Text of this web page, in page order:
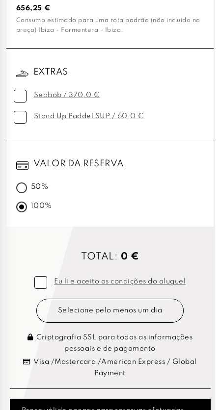
656,25 €
Consumo estimado para uma rota padrão (não incluído no
preço) Ibiza - Formentera - Ibiza.
EXTRAS
Seabob / 370,0 €
Stand Up Paddel SUP / 60,0 €
VALOR DA RESERVA
50%
100%
TOTAL: 0 €
Eu li e aceito as condições do aluguel
Selecione pelo menos um dia
Criptografia SSL para todas as informações
pessoais e de pagamento
Visa /Mastercard /American Express / Global
Payment